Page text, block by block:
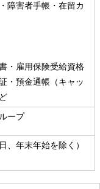
障害者手帳・在留カ
・雇用保険受給資格
・預金通帳（キャッ
ープ
、年末年始を除く）